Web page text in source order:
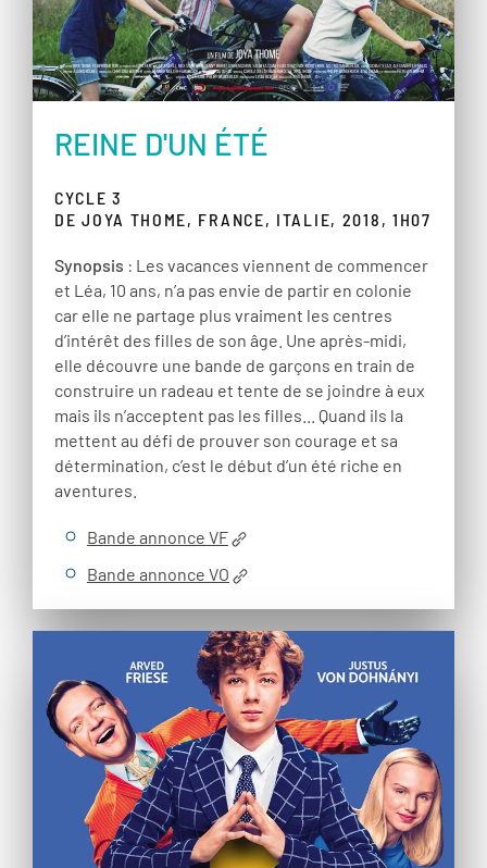
REINE D'UN ÉTÉ
CYCLE 3
DE JOYA THOME, FRANCE, ITALIE, 2018, 1H07
Synopsis : Les vacances viennent de commencer
et Léa, 10 ans, n’a pas envie de partir en colonie
car elle ne partage plus vraiment les centres
d’intérêt des filles de son âge. Une après-midi,
elle découvre une bande de garçons en train de
construire un radeau et tente de se joindre à eux
mais ils n’acceptent pas les filles... Quand ils la
mettent au défi de prouver son courage et sa
détermination, c’est le début d’un été riche en
aventures.
Bande annonce VF
Bande annonce VO